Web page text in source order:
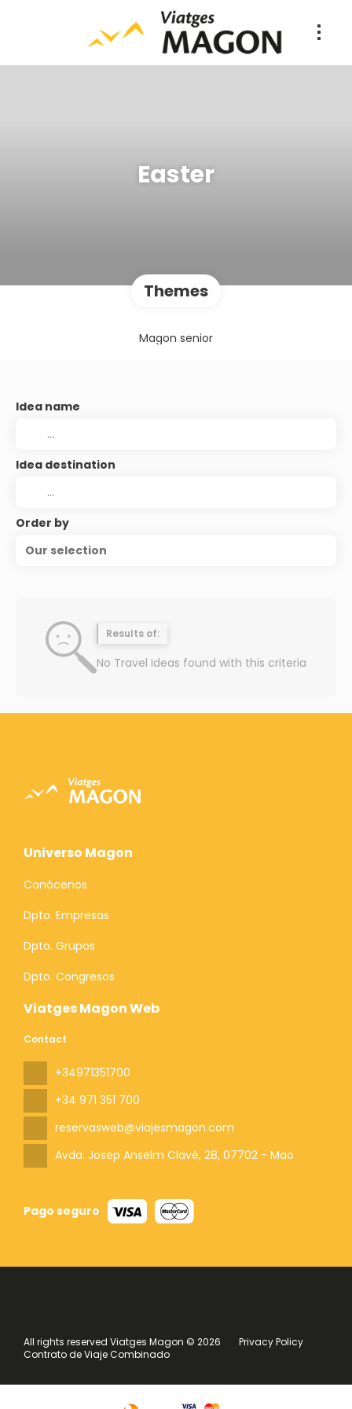
Easter
Themes
Magon senior
Idea name
Idea destination
Order by
Our selection
Results of:
No Travel Ideas found with this criteria
Viatges Magon Web
Contact
+34971351700
+34 971 351 700
reservasweb@viajesmagon.com
Avda. Josep Anselm Clavé, 28, 07702 - Mao
Pago seguro
Universo Magon
Conócenos
Dpto. Empresas
Dpto. Grupos
Dpto. Congresos
All rights reserved Viatges Magon © 2026
Privacy Policy
Contrato de Viaje Combinado